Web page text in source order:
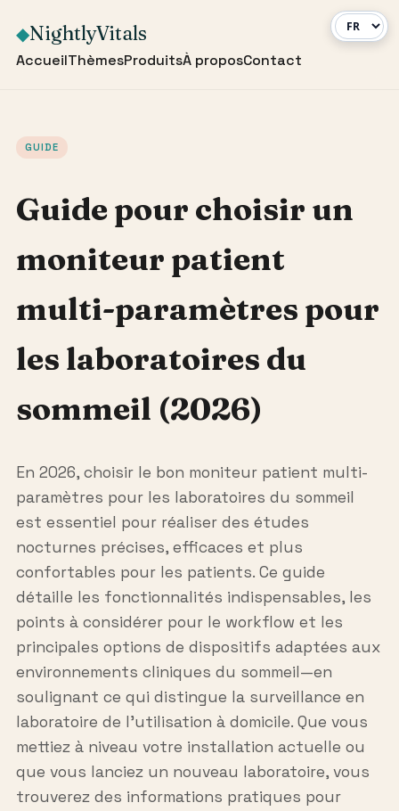
◆NightlyVitals
AccueilThèmesProduitsÀ proposContact
GUIDE
Guide pour choisir un
moniteur patient
multi-paramètres pour
les laboratoires du
sommeil (2026)
En 2026, choisir le bon moniteur patient multi-
paramètres pour les laboratoires du sommeil
est essentiel pour réaliser des études
nocturnes précises, efficaces et plus
confortables pour les patients. Ce guide
détaille les fonctionnalités indispensables, les
points à considérer pour le workflow et les
principales options de dispositifs adaptées aux
environnements cliniques du sommeil—en
soulignant ce qui distingue la surveillance en
laboratoire de l’utilisation à domicile. Que vous
mettiez à niveau votre installation actuelle ou
que vous lanciez un nouveau laboratoire, vous
trouverez des informations pratiques pour